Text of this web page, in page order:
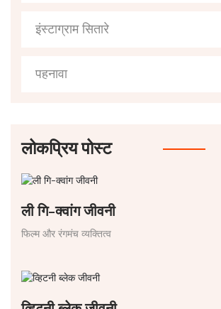
इंस्टाग्राम सितारे
पहनावा
लोकप्रिय पोस्ट
ली गि-क्वांग जीवनी
फिल्म और रंगमंच व्यक्तित्व